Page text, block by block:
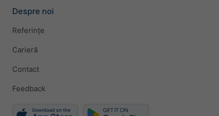
Despre noi
Referințe
Carieră
Contact
Feedback